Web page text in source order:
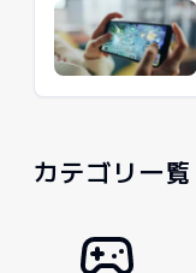
カテゴリ一覧